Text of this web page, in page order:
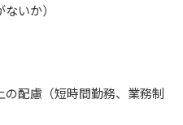
いか）
の配慮（短時間勤務、業務制